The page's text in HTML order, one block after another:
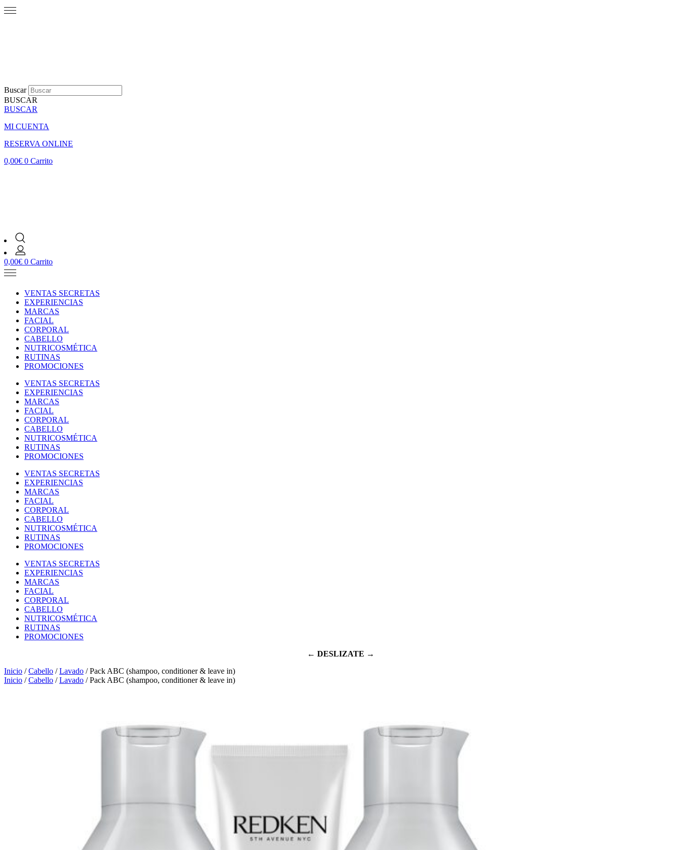
Buscar
BUSCAR
BUSCAR
MI CUENTA
RESERVA ONLINE
0,00€ 0 Carrito
0,00€ 0 Carrito
VENTAS SECRETAS
EXPERIENCIAS
MARCAS
FACIAL
CORPORAL
CABELLO
NUTRICOSMÉTICA
RUTINAS
PROMOCIONES
VENTAS SECRETAS
EXPERIENCIAS
MARCAS
FACIAL
CORPORAL
CABELLO
NUTRICOSMÉTICA
RUTINAS
PROMOCIONES
VENTAS SECRETAS
EXPERIENCIAS
MARCAS
FACIAL
CORPORAL
CABELLO
NUTRICOSMÉTICA
RUTINAS
PROMOCIONES
VENTAS SECRETAS
EXPERIENCIAS
MARCAS
FACIAL
CORPORAL
CABELLO
NUTRICOSMÉTICA
RUTINAS
PROMOCIONES
← DESLIZATE →
Inicio /Cabello /Lavado / Pack ABC (shampoo, conditioner & leave in)
Inicio /Cabello /Lavado / Pack ABC (shampoo, conditioner & leave in)